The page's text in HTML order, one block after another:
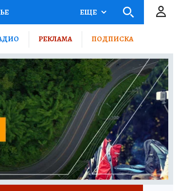
ТУРИЗМ
ВСЕ О КП
ЕЩЕ
РЕКЛАМА ПОДПИСКА